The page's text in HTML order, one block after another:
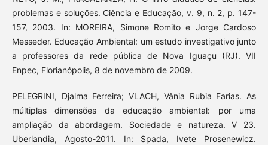
problemas e soluções. Ciência e Educação, v. 9, n. 2, p. 147-
157, 2003. In: MOREIRA, Simone Romito e Jorge Cardoso
Messeder. Educação Ambiental: um estudo investigativo junto
a professores da rede pública de Nova Iguaçu (RJ). VII
Enpec, Florianópolis, 8 de novembro de 2009.
PELEGRINI, Djalma Ferreira; VLACH, Vânia Rubia Farias. As
múltiplas dimensões da educação ambiental: por uma
ampliação da abordagem. Sociedade e natureza. V 23.
Uberlandia, Agosto-2011. In: Spada, Ivete Prosenewicz.